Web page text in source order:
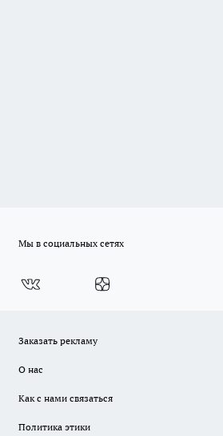
Мы в социальных сетях
Заказать рекламу
О нас
Как с нами связаться
Политика этики